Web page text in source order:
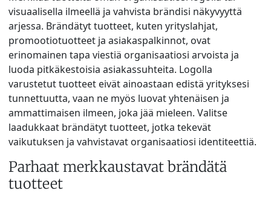
visuaalisella ilmeellä ja vahvista brändisi näkyvyyttä
arjessa. Brändätyt tuotteet, kuten yrityslahjat,
promootiotuotteet ja asiakaspalkinnot, ovat
erinomainen tapa viestiä organisaatiosi arvoista ja
luoda pitkäkestoisia asiakassuhteita. Logolla
varustetut tuotteet eivät ainoastaan edistä yrityksesi
tunnettuutta, vaan ne myös luovat yhtenäisen ja
ammattimaisen ilmeen, joka jää mieleen. Valitse
laadukkaat brändätyt tuotteet, jotka tekevät
vaikutuksen ja vahvistavat organisaatiosi identiteettiä.
Parhaat merkkaustavat brändätä
tuotteet